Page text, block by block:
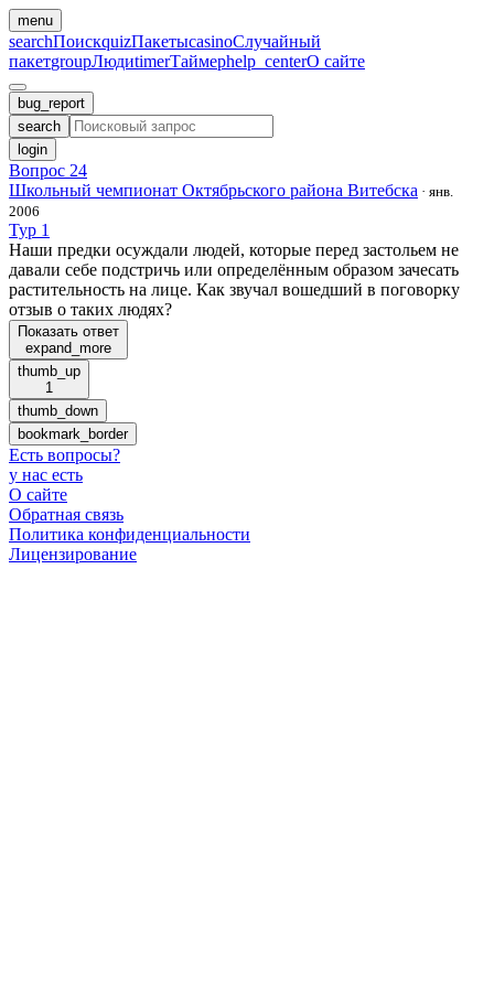
menu
searchПоискquizПакетыcasinoСлучайный
пакетgroupЛюдиtimerТаймерhelp_centerО сайте
bug_report
search
login
Вопрос 24
Школьный чемпионат Октябрьского района Витебска · янв.
2006
Тур 1
Наши предки осуждали людей, которые перед застольем не
давали себе подстричь или определённым образом зачесать
растительность на лице. Как звучал вошедший в поговорку
отзыв о таких людях?
Показать ответ
expand_more
thumb_up
1
thumb_down
bookmark_border
Есть вопросы?
у нас есть
О сайте
Обратная связь
Политика конфиденциальности
Лицензирование